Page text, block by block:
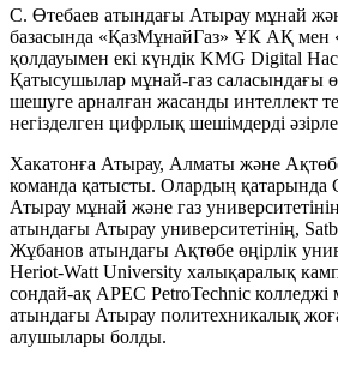
С. Өтебаев атындағы Атырау мұнай
базасында «ҚазМұнайГаз» ҰК АҚ
қолдауымен екі күндік KMG Digital
Қатысушылар мұнай-газ саласындағы
шешуге арналған жасанды интеллект
негізделген цифрлық шешімдерді
Хакатонға Атырау, Алматы және
команда қатысты. Олардың қатарында
Атырау мұнай және газ
атындағы Атырау университетінің,
Жұбанов атындағы Ақтөбе өңірлік
Heriot-Watt University халықаралық
сондай-ақ APEC PetroTechnic
атындағы Атырау политехникалық
алушылары болды.